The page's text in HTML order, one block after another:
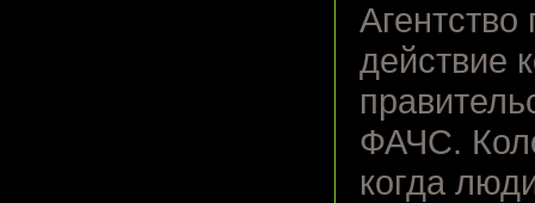
действие
ФАЧС.
когда